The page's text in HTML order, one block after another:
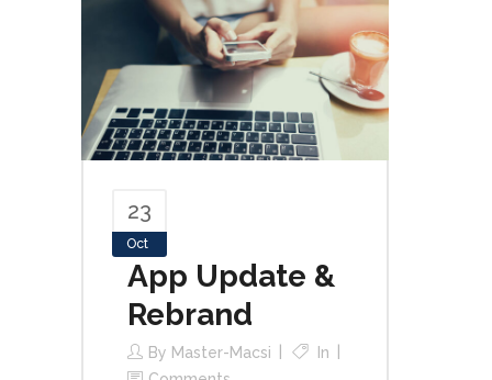
23
Oct
App Update &
Rebrand
By Master-Macsi
In